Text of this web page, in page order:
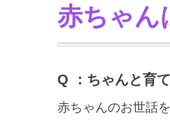
赤ちゃん
Q ：ちゃんと育
赤ちゃんのお世話